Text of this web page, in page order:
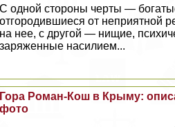
С одной стороны черты —
отгородившиеся от неприятной
на нее, с другой — нищие,
заряженные насилием...
Гора Роман-Кош в Крыму:
фото